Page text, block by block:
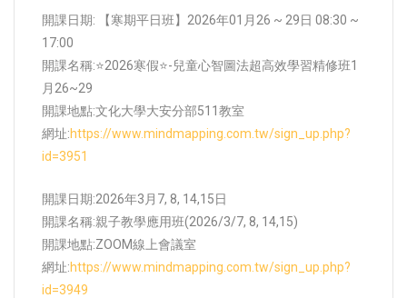
開課日期: 【寒期平日班】2026年01月26 ~ 29日 08:30 ~
17:00
開課名稱:⭐2026寒假⭐-兒童心智圖法超高效學習精修班1
月26~29
開課地點:文化大學大安分部511教室
網址:https://www.mindmapping.com.tw/sign_up.php?
id=3951
開課日期:2026年3月7, 8, 14,15日
開課名稱:親子教學應用班(2026/3/7, 8, 14,15)
開課地點:ZOOM線上會議室
網址:https://www.mindmapping.com.tw/sign_up.php?
id=3949